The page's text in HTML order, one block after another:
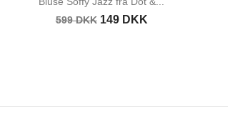
599 DKK 149 DKK